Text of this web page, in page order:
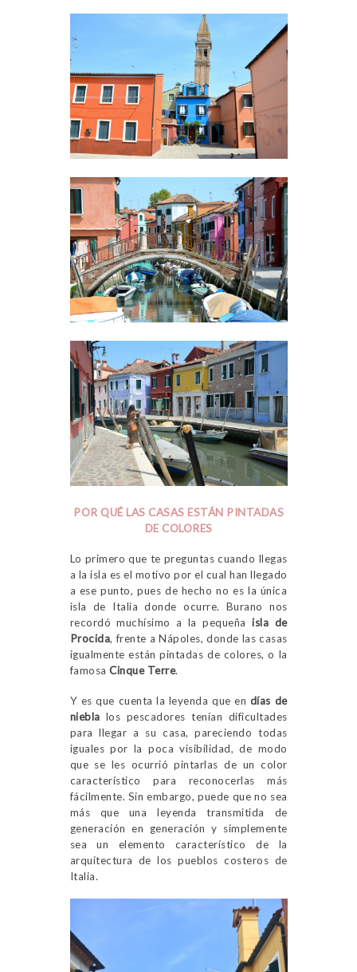
POR QUÉ LAS CASAS ESTÁN PINTADAS
DE COLORES
Lo primero que te preguntas cuando llegas
a la isla es el motivo por el cual han llegado
a ese punto, pues de hecho no es la única
isla de Italia donde ocurre. Burano nos
recordó muchísimo a la pequeñaisla de
Procida, frente a Nápoles, donde las casas
igualmente están pintadas de colores, o la
famosa Cinque Terre.
Y es que cuenta la leyenda que en días de
niebla los pescadores tenían dificultades
para llegar a su casa, pareciendo todas
iguales por la poca visibilidad, de modo
que se les ocurrió pintarlas de un color
característico para reconocerlas más
fácilmente. Sin embargo, puede que no sea
más que una leyenda transmitida de
generación en generación y simplemente
sea un elemento característico de la
arquitectura de los pueblos costeros de
Italia.